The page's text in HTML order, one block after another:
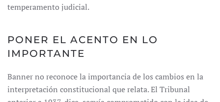
temperamento judicial.
PONER EL ACENTO EN LO
IMPORTANTE
Banner no reconoce la importancia de los cambios en la
interpretación constitucional que relata. El Tribunal